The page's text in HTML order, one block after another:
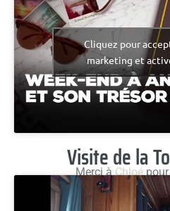
Cliquez pour
marketing et
Visite de la
Merci àChloépour